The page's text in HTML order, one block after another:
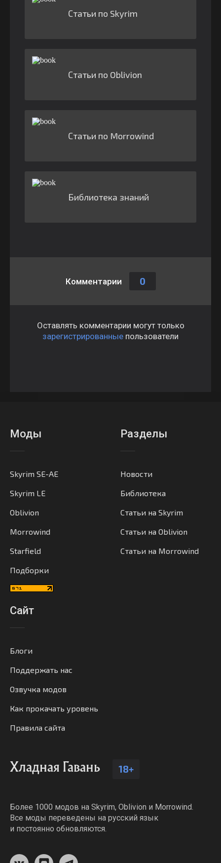
Статьи по Skyrim
Статьи по Oblivion
Статьи по Morrowind
Библиотека знаний
Комментарии 0
Оставлять комментарии могут только
зарегистрированные пользователи
Моды
Skyrim SE-AE
Skyrim LE
Oblivion
Morrowind
Starfield
Подборки
Разделы
Новости
Библиотека
Статьи на Skyrim
Статьи на Oblivion
Статьи на Morrowind
Сайт
Блоги
Поддержать нас
Озвучка модов
Как прокачать уровень
Правила сайта
Хладная Гавань 18+
Более 1000 модов на Skyrim, Oblivion и Morrowind.
Все моды переведены на русский язык
и постоянно обновляются.